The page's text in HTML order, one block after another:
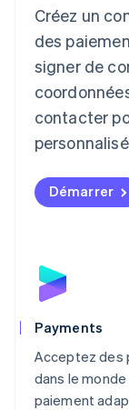
Créez un
des
signer de
contacter
Démarrer
Payments
Acceptez des
dans le
paiement
Lettonie
Deutsch
Lituanie
Français
English简体中
Malte
Norvège
English
English
Nederlands
Pologne
English